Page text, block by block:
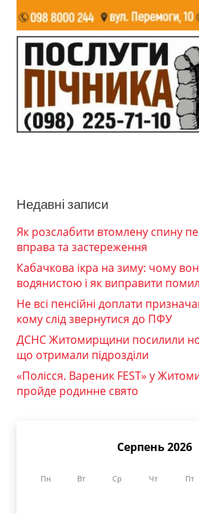
Недавні записи
Як розслабити втомлену спину
вправа та застереження
Кабачкова ікра на зиму: чому
водянистою і як виправити
Не всі пенсійні доплати
кому слід звернутися до ПФУ
ДСНС Житомирщини посилили
що отримали підрозділи
«Полісся. Вареник FEST» у
пройде родинне свято
Серпень 2026
Пн Вт Ср Чт Пт